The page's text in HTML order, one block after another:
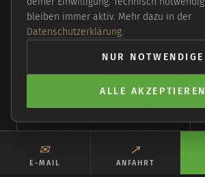
Moderne vegane Küche in
global inspiriert, frisch und
in einem Haus, das man finden
TISCH SICHERN
✉︎
E-MAIL
↗︎
ANFAHRT
bleiben immer aktiv. Mehr dazu in der
Datenschutzerklärung.
NUR NOTWENDIGE
ALLE AKZEPTIEREN